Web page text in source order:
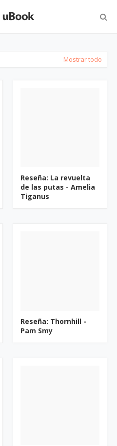
Mostrar todo
Reseña: La revuelta
de las putas - Amelia
Tiganus
Reseña: Thornhill -
Pam Smy